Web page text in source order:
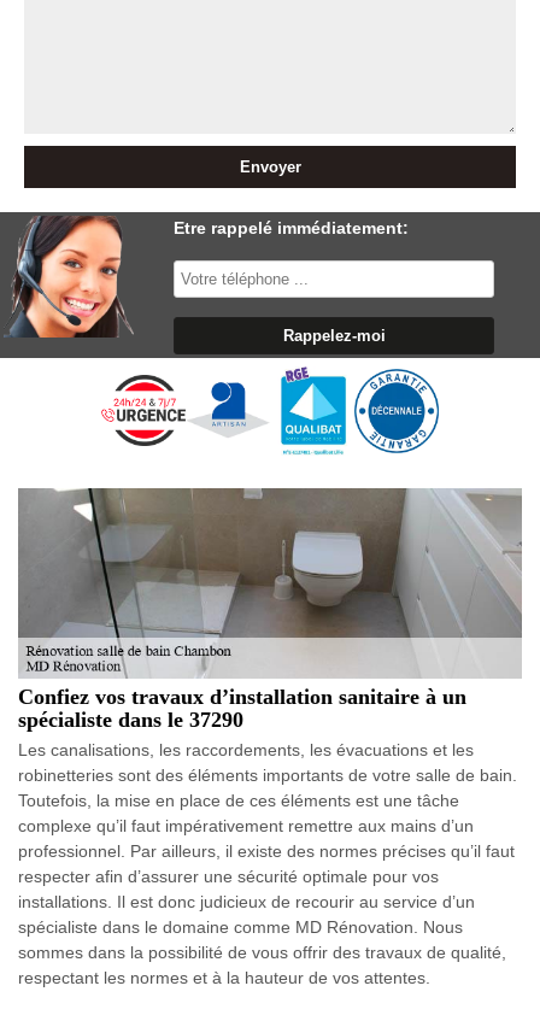
Etre rappelé immédiatement:
Confiez vos travaux d’installation sanitaire à un
spécialiste dans le 37290
Les canalisations, les raccordements, les évacuations et les
robinetteries sont des éléments importants de votre salle de bain.
Toutefois, la mise en place de ces éléments est une tâche
complexe qu’il faut impérativement remettre aux mains d’un
professionnel. Par ailleurs, il existe des normes précises qu’il faut
respecter afin d’assurer une sécurité optimale pour vos
installations. Il est donc judicieux de recourir au service d’un
spécialiste dans le domaine comme MD Rénovation. Nous
sommes dans la possibilité de vous offrir des travaux de qualité,
respectant les normes et à la hauteur de vos attentes.